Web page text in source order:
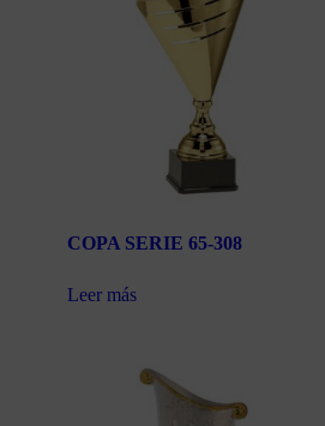
COPA SERIE 65-308
Leer más